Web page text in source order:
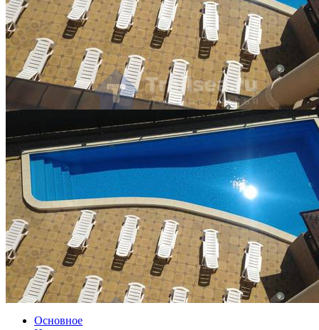
Основное